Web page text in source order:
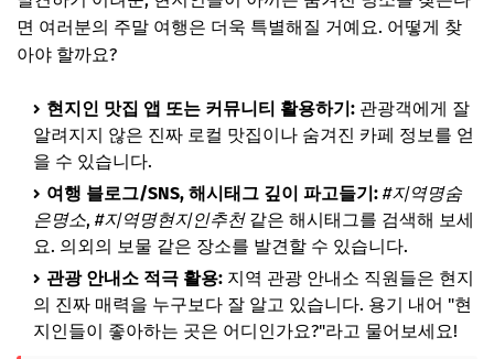
면 여러분의 주말 여행은 더욱 특별해질 거예요. 어떻게 찾
아야 할까요?
현지인 맛집 앱 또는 커뮤니티 활용하기: 관광객에게 잘
알려지지 않은 진짜 로컬 맛집이나 숨겨진 카페 정보를 얻
을 수 있습니다.
여행 블로그/SNS, 해시태그 깊이 파고들기: #지역명숨
은명소, #지역명현지인추천같은 해시태그를 검색해 보세
요. 의외의 보물 같은 장소를 발견할 수 있습니다.
관광 안내소 적극 활용: 지역 관광 안내소 직원들은 현지
의 진짜 매력을 누구보다 잘 알고 있습니다. 용기 내어 "현
지인들이 좋아하는 곳은 어디인가요?"라고 물어보세요!